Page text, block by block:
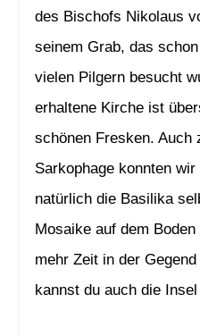
des Bischofs Nikolaus
seinem Grab, das
vielen Pilgern besucht
erhaltene Kirche ist
schönen Fresken. Auch
Sarkophage konnten
natürlich die Basilika
Mosaike auf dem
mehr Zeit in der
kannst du auch die Insel